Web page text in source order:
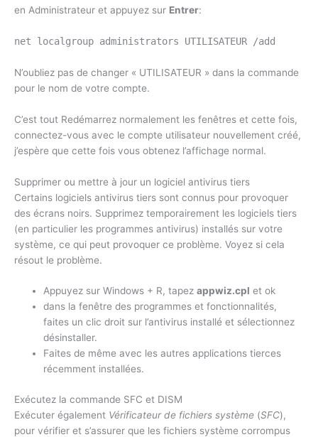
en Administrateur et appuyez sur Entrer:
net localgroup administrators UTILISATEUR /add
N’oubliez pas de changer « UTILISATEUR » dans la commande
pour le nom de votre compte.
C’est tout Redémarrez normalement les fenêtres et cette fois,
connectez-vous avec le compte utilisateur nouvellement créé,
j’espère que cette fois vous obtenez l’affichage normal.
Supprimer ou mettre à jour un logiciel antivirus tiers
Certains logiciels antivirus tiers sont connus pour provoquer
des écrans noirs. Supprimez temporairement les logiciels tiers
(en particulier les programmes antivirus) installés sur votre
système, ce qui peut provoquer ce problème. Voyez si cela
résout le problème.
Appuyez sur Windows + R, tapezappwiz.cpl et ok
dans la fenêtre des programmes et fonctionnalités,
faites un clic droit sur l’antivirus installé et sélectionnez
désinstaller.
Faites de même avec les autres applications tierces
récemment installées.
Exécutez la commande SFC et DISM
Exécuter également Vérificateur de fichiers système (SFC),
pour vérifier et s’assurer que les fichiers système corrompus